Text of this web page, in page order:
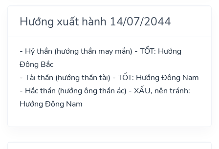
Hướng xuất hành 14/07/2044
- Hỷ thần (hướng thần may mắn) - TỐT: Hướng
Đông Bắc
- Tài thần (hướng thần tài) - TỐT: Hướng Đông Nam
- Hắc thần (hướng ông thần ác) - XẤU, nên tránh:
Hướng Đông Nam